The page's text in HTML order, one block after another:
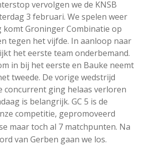
Schaakwoude III
Sponsoren
facebookinstagram
vervolgen we de KNSB
3 februari. We spelen weer
komt Groninger Combinatie op
tegen het vijfde. In aanloop naar
het eerste team onderbemand.
in bij het eerste en Bauke neemt
tweede. De vorige wedstrijd
concurrent ging helaas verloren
is belangrijk. GC 5 is de
competitie, gepromoveerd
maar toch al 7 matchpunten. Na
van Gerben gaan we los.